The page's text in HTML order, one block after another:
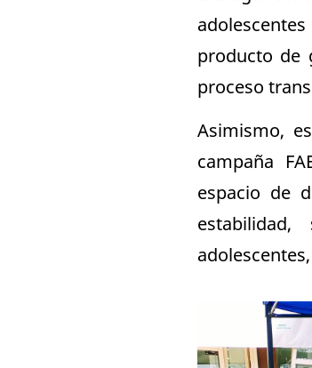
producto de
proceso
Asimismo,
campaña
espacio de